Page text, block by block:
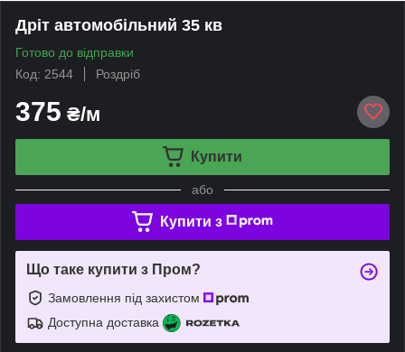
Дріт автомобільний 35 кв
Готово до відправки
Код: 2544
Роздріб
375 ₴/м
Купити
або
Купити з
Що таке купити з Пром?
Замовлення під захистом
Доступна доставка